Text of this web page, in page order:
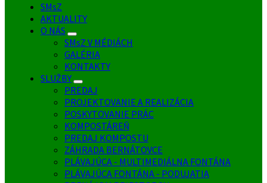
SMsZ
AKTUALITY
O NÁS
SMsZ V MÉDIÁCH
GALÉRIA
KONTAKTY
SLUŽBY
PREDAJ
PROJEKTOVANIE A REALIZÁCIA
POSKYTOVANIE PRÁC
KOMPOSTÁREŇ
PREDAJ KOMPOSTU
ZÁHRADA BERNÁTOVCE
PLÁVAJÚCA - MULTIMEDIÁLNA FONTÁNA
PLÁVAJÚCA FONTÁNA - PODUJATIA